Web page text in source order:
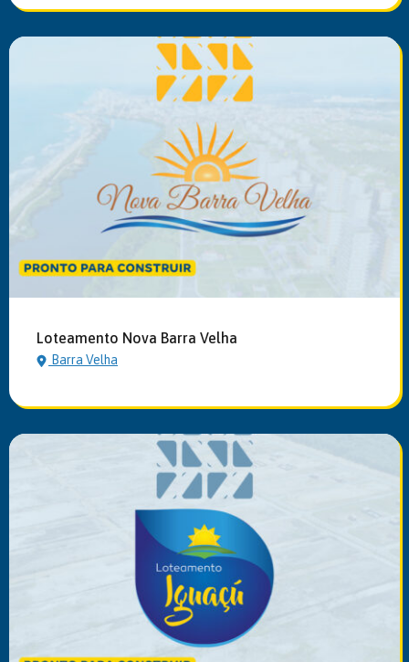
Loteamento Nova Barra Velha
Barra Velha